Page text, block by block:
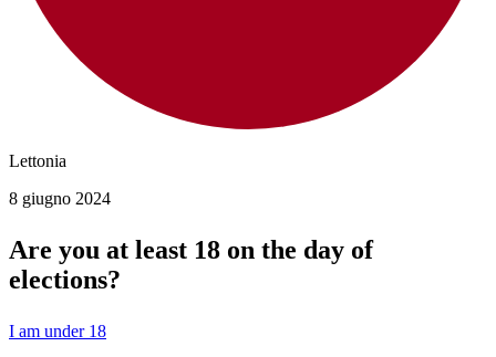
Lettonia
8 giugno 2024
Are you at least 18 on the day of
elections?
I am under 18